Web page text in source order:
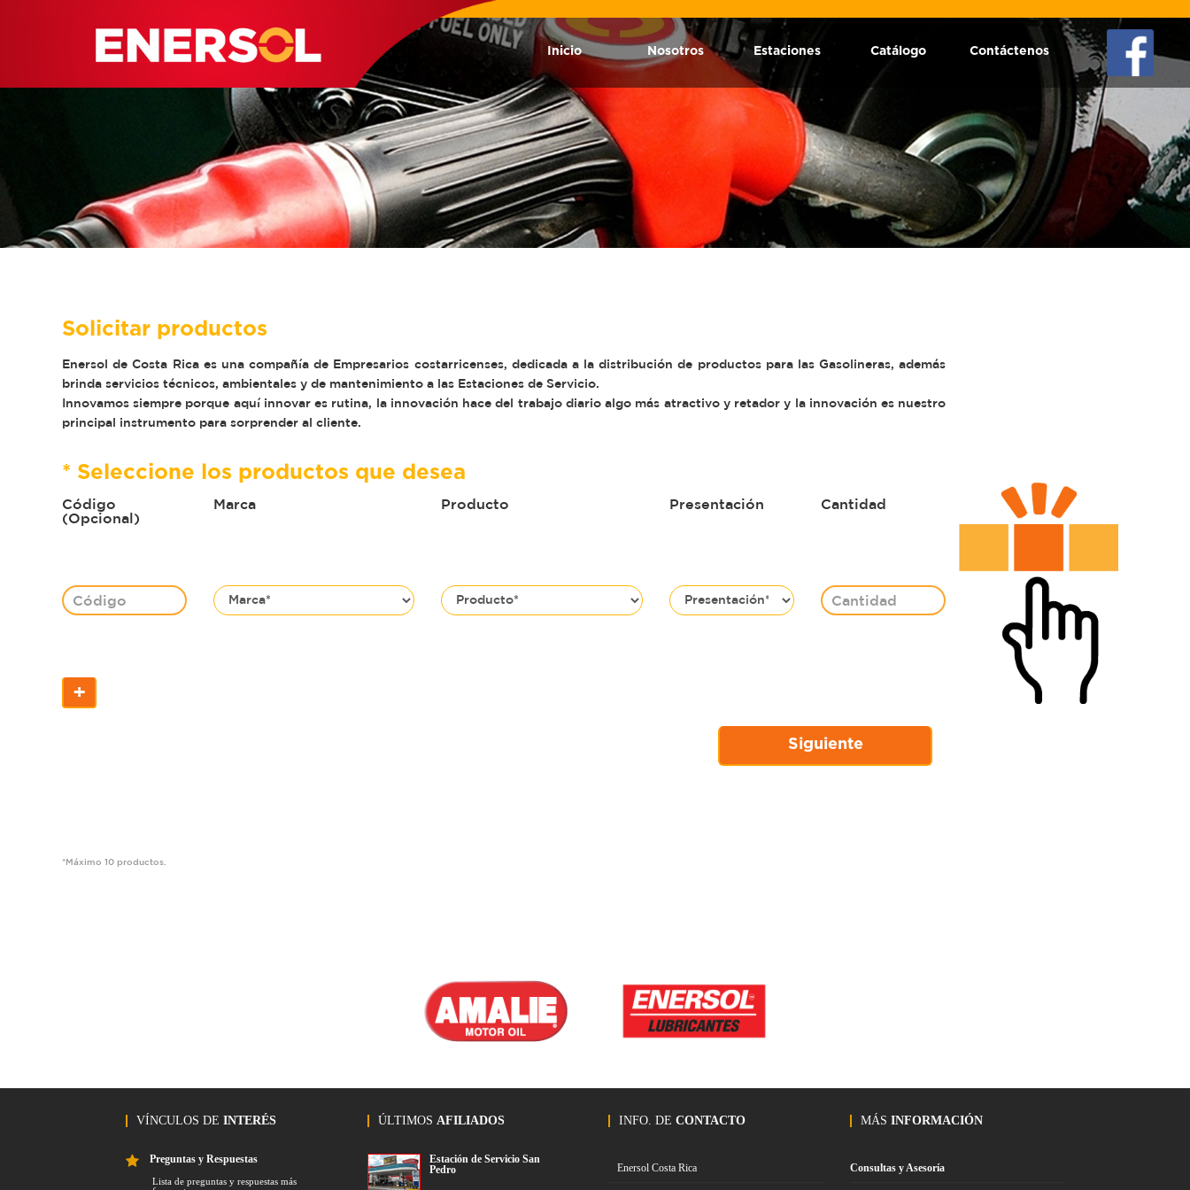
Inicio Nosotros Estaciones Catálogo Contáctenos
Solicitar productos
Enersol de Costa Rica es una compañía de Empresarios costarricenses, dedicada a la distribución de productos para las Gasolineras, además
brinda servicios técnicos, ambientales y de mantenimiento a las Estaciones de Servicio.
Innovamos siempre porque aquí innovar es rutina, la innovación hace del trabajo diario algo más atractivo y retador y la innovación es nuestro
principal instrumento para sorprender al cliente.
* Seleccione los productos que desea
Código
(Opcional)
Marca Producto Presentación Cantidad
+
Siguiente
*Máximo 10 productos.
VÍNCULOS DE INTERÉS
Preguntas y Respuestas
Lista de preguntas y respuestas más
ÚLTIMOS AFILIADOS
Estación de Servicio San
Pedro
INFO. DE CONTACTO
Enersol Costa Rica
MÁS INFORMACIÓN
Consultas y Asesoría